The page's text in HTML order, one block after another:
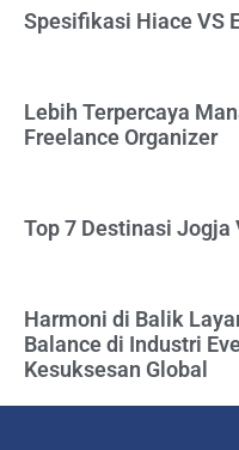
Spesifikasi Hiace VS
Lebih Terpercaya
Freelance Organizer
Top 7 Destinasi Jogja
Harmoni di Balik
Balance di Industri
Kesuksesan Global